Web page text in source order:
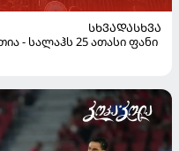
ᲡᲮᲕᲐᲓᲐᲡᲮᲕᲐ
- სალაჰს 25 ათასი ფანი